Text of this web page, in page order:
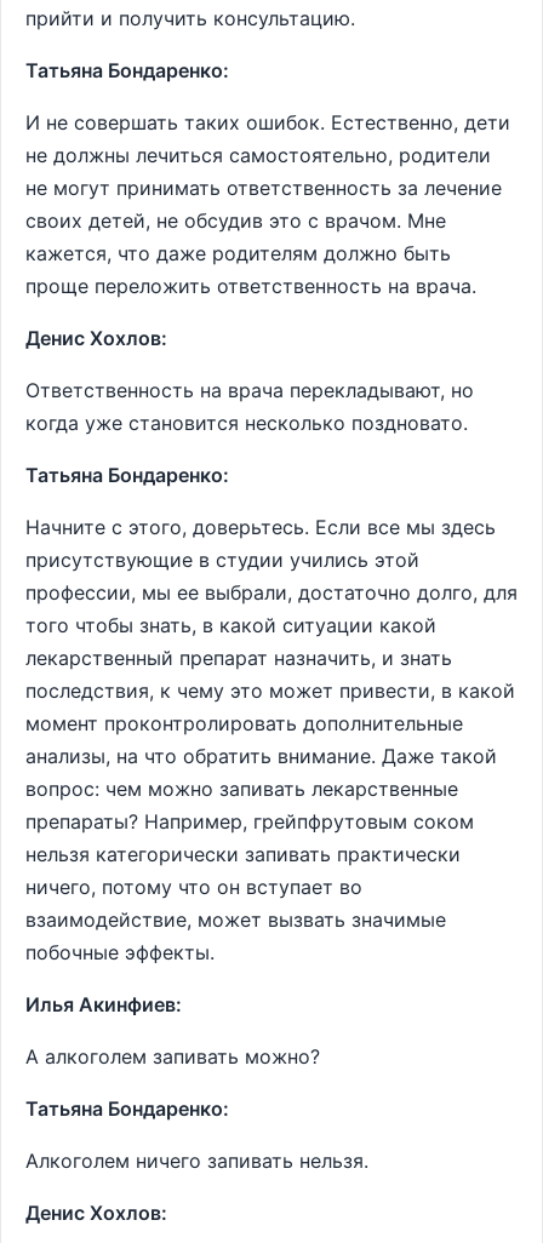
прийти и получить консультацию.
Татьяна Бондаренко:
И не совершать таких ошибок. Естественно, дети
не должны лечиться самостоятельно, родители
не могут принимать ответственность за лечение
своих детей, не обсудив это с врачом. Мне
кажется, что даже родителям должно быть
проще переложить ответственность на врача.
Денис Хохлов:
Ответственность на врача перекладывают, но
когда уже становится несколько поздновато.
Татьяна Бондаренко:
Начните с этого, доверьтесь. Если все мы здесь
присутствующие в студии учились этой
профессии, мы ее выбрали, достаточно долго, для
того чтобы знать, в какой ситуации какой
лекарственный препарат назначить, и знать
последствия, к чему это может привести, в какой
момент проконтролировать дополнительные
анализы, на что обратить внимание. Даже такой
вопрос: чем можно запивать лекарственные
препараты? Например, грейпфрутовым соком
нельзя категорически запивать практически
ничего, потому что он вступает во
взаимодействие, может вызвать значимые
побочные эффекты.
Илья Акинфиев:
А алкоголем запивать можно?
Татьяна Бондаренко:
Алкоголем ничего запивать нельзя.
Денис Хохлов: